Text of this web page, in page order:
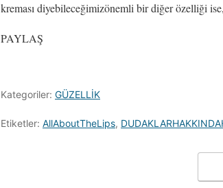
kreması diyebileceğimizönemli bir diğer özelliği
PAYLAŞ
Kategoriler: GÜZELLİK
Etiketler: AllAboutTheLips,